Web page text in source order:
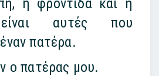
η φροντίδα και η
αυτές που
πατέρα.
ο πατέρας μου.